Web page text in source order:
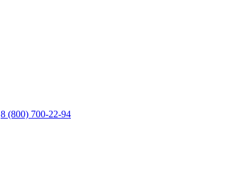
8 (800) 700-22-94